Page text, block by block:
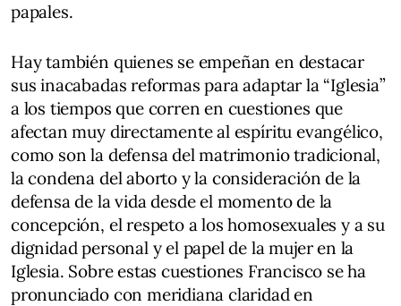
papales.
Hay también quienes se empeñan en destacar
sus inacabadas reformas para adaptar la “Iglesia”
a los tiempos que corren en cuestiones que
afectan muy directamente al espíritu evangélico,
como son la defensa del matrimonio tradicional,
la condena del aborto y la consideración de la
defensa de la vida desde el momento de la
concepción, el respeto a los homosexuales y a su
dignidad personal y el papel de la mujer en la
Iglesia. Sobre estas cuestiones Francisco se ha
pronunciado con meridiana claridad en